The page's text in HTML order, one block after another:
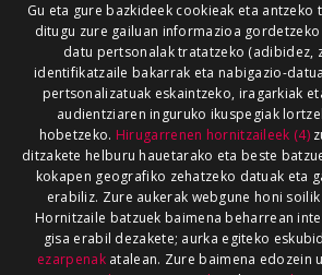
Gu eta gure bazkideek cookieak eta antzeko
ditugu zure gailuan informazioa
datu pertsonalak tratatzeko (adibidez,
identifikatzaile bakarrak eta nabigazio-
pertsonalizatuak eskaintzeko, iragarkiak
audientziaren inguruko ikuspegiak
hobetzeko. Hirugarrenen hornitzaileek (4)
ditzakete helburu hauetarako eta beste
kokapen geografiko zehatzeko datuak eta
erabiliz. Zure aukerak webgune honi
Hornitzaile batzuek baimena beharrean
gisa erabil dezakete; aurka egiteko
ezarpenakatalean. Zure baimena edozein